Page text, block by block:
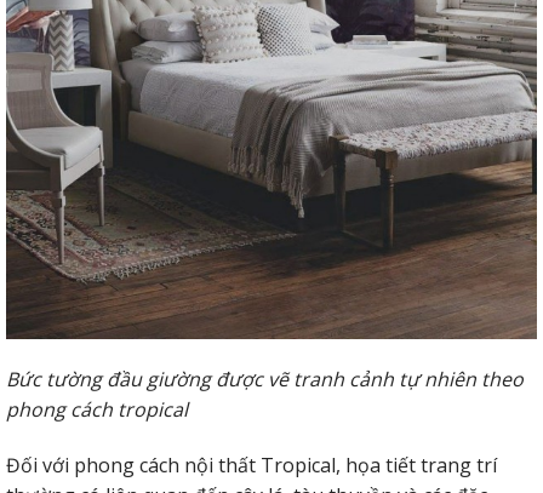
Bức tường đầu giường được vẽ tranh cảnh tự nhiên theo
phong cách tropical
Đối với phong cách nội thất Tropical, họa tiết trang trí